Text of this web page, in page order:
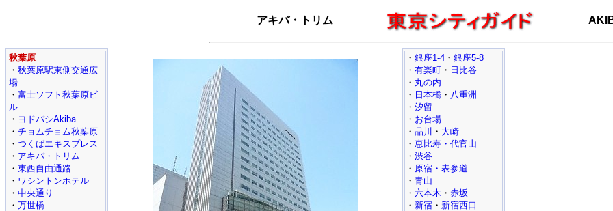
アキバ・トリム
秋葉原
・ 秋葉原駅東側交通広
場
・ 富士ソフト秋葉原ビ
ル
・ ヨドバシAkiba
・ チョムチョム秋葉原
・ つくばエキスプレス
・ アキバ・トリム
・ 東西自由通路
・ ワシントンホテル
・ 中央通り
・ 万世橋
・ 銀座1-4 ・ 銀座5-8
・ 有楽町 ・ 日比谷
・ 丸の内
・ 日本橋 ・ 八重洲
・ 汐留
・ お台場
・ 品川 ・ 大崎
・ 恵比寿・代官山
・ 渋谷
・ 原宿・表参道
・ 青山
・ 六本木 ・ 赤坂
・ 新宿 ・ 新宿西口